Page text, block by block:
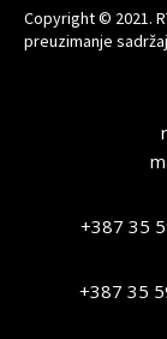
Copyright © 2021.
preuzimanje
+387 35
+387 35